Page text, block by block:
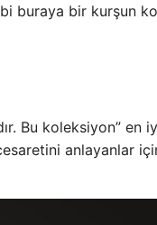
buraya bir kurşun
Bu koleksiyon”
anlayanlar